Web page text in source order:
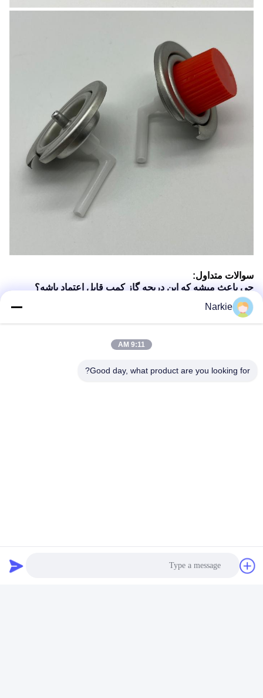
سوالات متداول:
چي باعث ميشه که اين دریچه گاز کمپ قابل اعتماد باشه؟
با دقت برای جریان ثابت گاز طراحی شده.
آیا این شیر را می توان با اجاق های قابل حمل استفاده کرد؟
بله، با اکثر اجاق های سوزنی و بخاری های قابل حمل سازگار
چطور مطمئن بشم که شیر به خوبی وصل شده؟
حمل و نقل شیر آسان است؟
Narkie
9:11 AM
Good day, what product are you looking for?